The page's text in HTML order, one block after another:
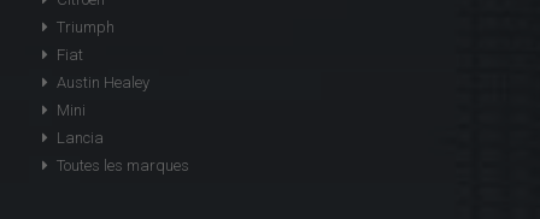
Triumph
Fiat
Austin Healey
Mini
Lancia
Toutes les marques